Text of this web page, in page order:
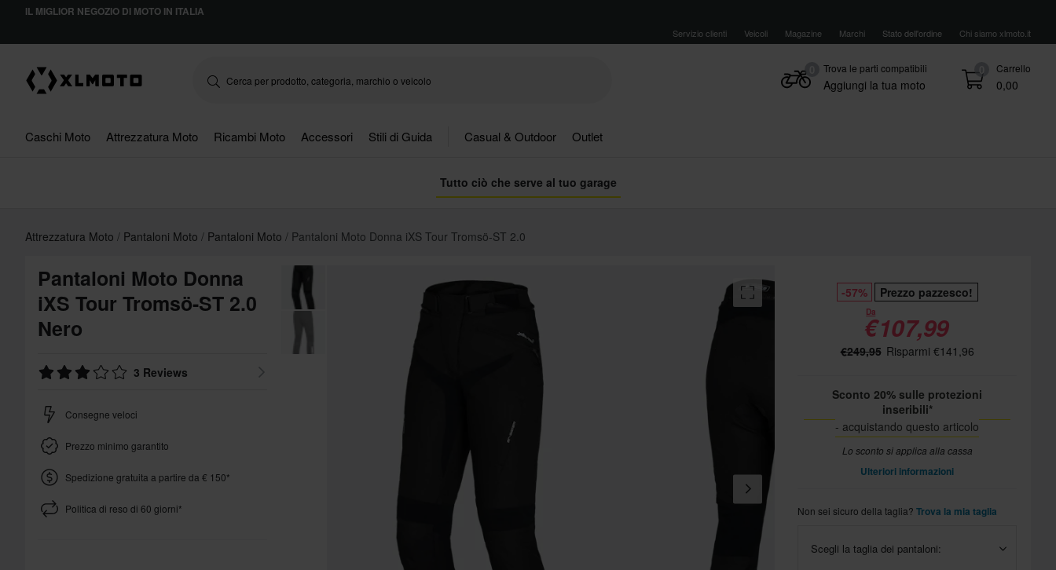
IL MIGLIOR NEGOZIO DI MOTO IN ITALIA
Servizio clienti Veicoli Magazine Marchi Stato dell'ordine Chi siamo xlmoto.it
0 Carrello
0,00
Trova le parti compatibili
Aggiungi la tua moto
Caschi Moto Attrezzatura Moto Ricambi Moto Accessori Stili di Guida Casual & Outdoor Outlet
Tutto ciò che serve al tuo garage
Attrezzatura Moto Pantaloni Moto Pantaloni Moto Pantaloni Moto Donna iXS Tour Tromsö-ST 2.0
Pantaloni Moto Donna
iXS Tour Tromsö-ST 2.0
Nero
3 Reviews
Consegne veloci
Prezzo minimo garantito
Spedizione gratuita a partire da € 150*
Politica di reso di 60 giorni*
-57% Prezzo pazzesco!
Da
€107,99
€249,95 Risparmi €141,96
Sconto 20% sulle protezioni
inseribili*
- acquistando questo articolo
Lo sconto si applica alla cassa
Ulteriori informazioni
Non sei sicuro della taglia? Trova la mia taglia
Scegli la taglia dei pantaloni: